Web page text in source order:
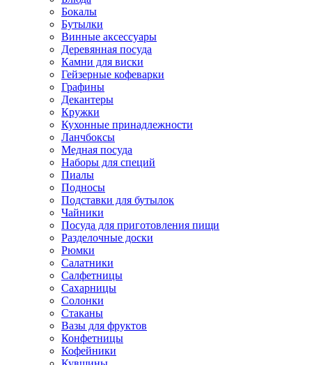
Бокалы
Бутылки
Винные аксессуары
Деревянная посуда
Камни для виски
Гейзерные кофеварки
Графины
Декантеры
Кружки
Кухонные принадлежности
Ланчбоксы
Медная посуда
Наборы для специй
Пиалы
Подносы
Подставки для бутылок
Чайники
Посуда для приготовления пищи
Разделочные доски
Рюмки
Салатники
Салфетницы
Сахарницы
Солонки
Стаканы
Вазы для фруктов
Конфетницы
Кофейники